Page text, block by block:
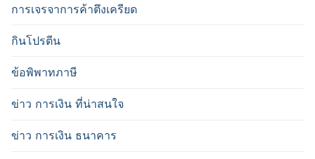
การเจรจาการค้าตึงเครียด
กินโปรตีน
ข้อพิพาทภาษี
ข่าว การเงิน ที่น่าสนใจ
ข่าว การเงิน ธนาคาร